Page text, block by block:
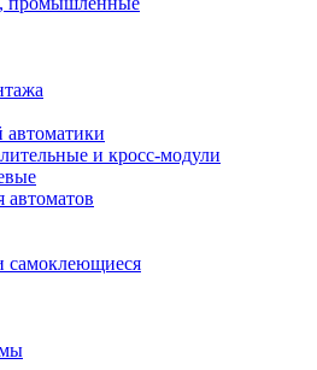
и кросс-модули
самоклеющиеся